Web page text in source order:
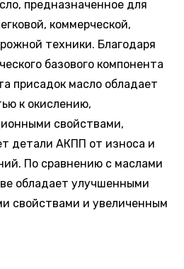
предназначенное для
коммерческой,
техники. Благодаря
базового компонента
присадок масло обладает
к окислению,
свойствами,
детали АКПП от износа и
По сравнению с маслами
обладает улучшенными
свойствами и увеличенным